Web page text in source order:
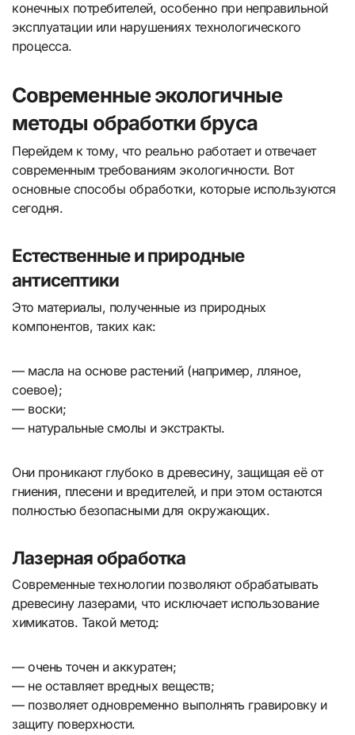
конечных потребителей, особенно при неправильной
эксплуатации или нарушениях технологического
процесса.
Современные экологичные
методы обработки бруса
Перейдем к тому, что реально работает и отвечает
современным требованиям экологичности. Вот
основные способы обработки, которые используются
сегодня.
Естественные и природные
антисептики
Это материалы, полученные из природных
компонентов, таких как:
— масла на основе растений (например, лляное,
соевое);
— воски;
— натуральные смолы и экстракты.
Они проникают глубоко в древесину, защищая её от
гниения, плесени и вредителей, и при этом остаются
полностью безопасными для окружающих.
Лазерная обработка
Современные технологии позволяют обрабатывать
древесину лазерами, что исключает использование
химикатов. Такой метод:
— очень точен и аккуратен;
— не оставляет вредных веществ;
— позволяет одновременно выполнять гравировку и
защиту поверхности.